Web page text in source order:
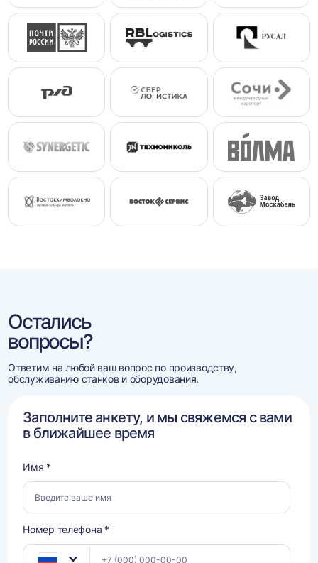
Остались
вопросы?
Ответим на любой ваш вопрос по производству,
обслуживанию станков и оборудования.
Заполните анкету, и мы свяжемся с вами
в ближайшее время
Имя *
Номер телефона *